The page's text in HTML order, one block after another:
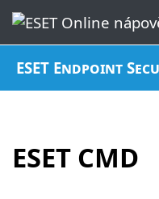
ESET Endpoint
ESET CMD